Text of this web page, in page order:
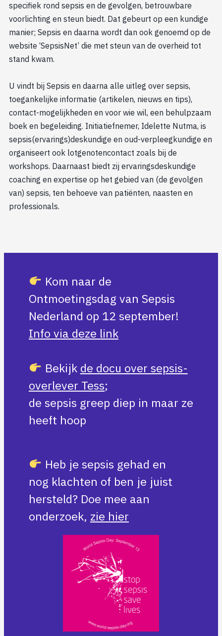
specifiek rond sepsis en de gevolgen, betrouwbare
voorlichting en steun biedt. Dat gebeurt op een kundige
manier; Sepsis en daarna wordt dan ook genoemd op de
website ‘SepsisNet’ die met steun van de overheid tot
stand kwam.
U vindt bij Sepsis en daarna alle uitleg over sepsis,
toegankelijke informatie (artikelen, nieuws en tips),
contact-mogelijkheden en voor wie wil, een behulpzaam
boek en begeleiding. Initiatiefnemer, Idelette Nutma, is
sepsis(ervarings)deskundige en oud-verpleegkundige en
organiseert ook lotgenotencontact zoals bij de
workshops. Daarnaast biedt zij ervaringsdeskundige
coaching en expertise op het gebied van (de gevolgen
van) sepsis, ten behoeve van patiënten, naasten en
professionals.
Kom naar de
Ontmoetingsdag van Sepsis
Nederland op 12 september!
Info via deze link
Bekijk de docu over sepsis-
overlever Tess;
de sepsis greep diep in maar ze
heeft hoop
Heb je sepsis gehad en
nog klachten of ben je juist
hersteld? Doe mee aan
onderzoek, zie hier